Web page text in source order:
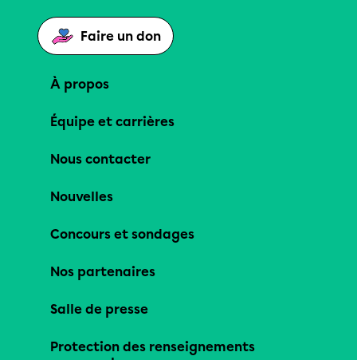
Faire un don
À propos
Équipe et carrières
Nous contacter
Nouvelles
Concours et sondages
Nos partenaires
Salle de presse
Protection des renseignements